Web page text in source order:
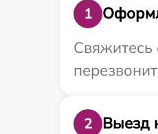
1
Свяжитесь
2
Выезд